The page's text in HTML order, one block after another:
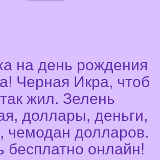
на день рождения
Черная Икра, чтоб
жил. Зелень
доллары, деньги,
чемодан долларов.
бесплатно онлайн!